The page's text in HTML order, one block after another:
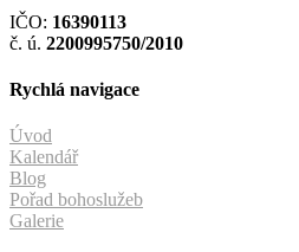
IČO: 16390113
č. ú. 2200995750/2010
Rychlá navigace
Úvod
Kalendář
Blog
Pořad bohoslužeb
Galerie